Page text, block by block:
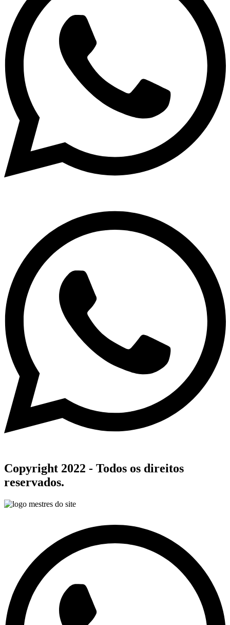
Copyright 2022 - Todos os direitos
reservados.